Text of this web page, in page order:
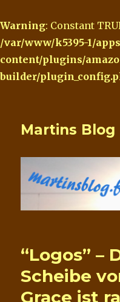
Warning: Constant
/var/www/k5395-1/
content/plugins/
builder/
Martins Blog
“Logos” –
Scheibe
Grace ist